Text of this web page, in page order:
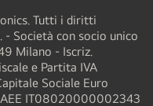
Tutti i diritti
- Società con socio unico
Milano - Iscriz.
e Partita IVA
Sociale Euro
IT08020000002343​